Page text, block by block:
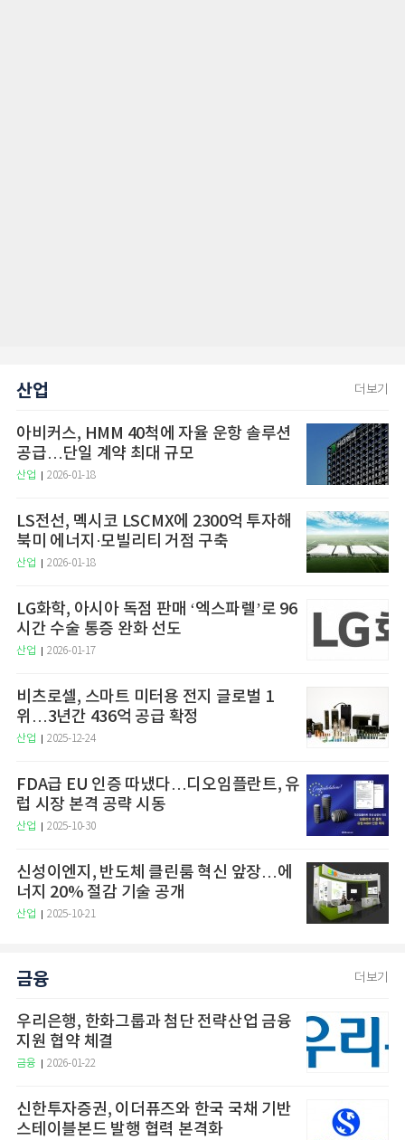
산업 더보기
아비커스, HMM 40척에 자율 운항 솔루션
공급…단일 계약 최대 규모
산업 2026-01-18
LS전선, 멕시코 LSCMX에 2300억 투자해
북미 에너지·모빌리티 거점 구축
산업 2026-01-18
LG화학, 아시아 독점 판매 ‘엑스파렐’로 96
시간 수술 통증 완화 선도
산업 2026-01-17
비츠로셀, 스마트 미터용 전지 글로벌 1
위…3년간 436억 공급 확정
산업 2025-12-24
FDA급 EU 인증 따냈다…디오임플란트, 유
럽 시장 본격 공략 시동
산업 2025-10-30
신성이엔지, 반도체 클린룸 혁신 앞장…에
너지 20% 절감 기술 공개
산업 2025-10-21
금융 더보기
우리은행, 한화그룹과 첨단 전략산업 금융
지원 협약 체결
금융 2026-01-22
신한투자증권, 이더퓨즈와 한국 국채 기반
스테이블본드 발행 협력 본격화